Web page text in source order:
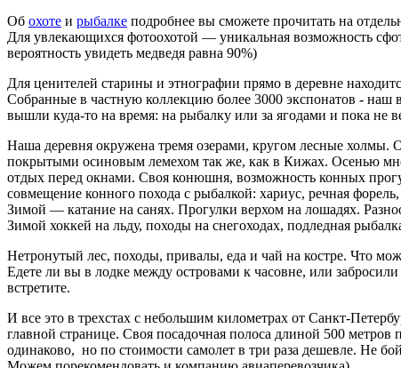
Об охоте и рыбалке подробнее вы сможете прочитать на
Для увлекающихся фотоохотой — уникальная возможность
вероятность увидеть медведя равна 90%)
Для ценителей старины и этнографии прямо в деревне
Собранные в частную коллекцию более 3000 экспонатов - наш
вышли куда-то на время: на рыбалку или за ягодами и пока не
Наша деревня окружена тремя озерами, кругом лесные холмы.
покрытыми осиновым лемехом так же, как в Кижах. Осенью
отдых перед окнами. Своя конюшня, возможность конных
совмещение конного похода с рыбалкой: хариус, речная
Зимой — катание на санях. Прогулки верхом на лошадях.
Зимой хоккей на льду, походы на снегоходах, подледная
Нетронутый лес, походы, привалы, еда и чай на костре. Что
Едете ли вы в лодке между островами к часовне, или
встретите.
И все это в трехстах с небольшим километрах от Санкт-
главной странице. Своя посадочная полоса длиной 500
одинаково, но по стоимости самолет в три раза дешевле. Не